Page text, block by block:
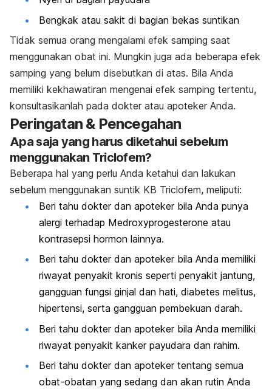
Bengkak atau sakit di bagian bekas suntikan
Tidak semua orang mengalami efek samping saat
menggunakan obat ini. Mungkin juga ada beberapa efek
samping yang belum disebutkan di atas. Bila Anda
memiliki kekhawatiran mengenai efek samping tertentu,
konsultasikanlah pada dokter atau apoteker Anda.
Peringatan & Pencegahan
Apa saja yang harus diketahui sebelum
menggunakan Triclofem?
Beberapa hal yang perlu Anda ketahui dan lakukan
sebelum menggunakan suntik KB Triclofem, meliputi:
Beri tahu dokter dan apoteker bila Anda punya
alergi terhadap Medroxyprogesterone atau
kontrasepsi hormon lainnya.
Beri tahu dokter dan apoteker bila Anda memiliki
riwayat penyakit kronis seperti penyakit jantung,
gangguan fungsi ginjal dan hati, diabetes melitus,
hipertensi, serta gangguan pembekuan darah.
Beri tahu dokter dan apoteker bila Anda memiliki
riwayat penyakit kanker payudara dan rahim.
Beri tahu dokter dan apoteker tentang semua
obat-obatan yang sedang dan akan rutin Anda